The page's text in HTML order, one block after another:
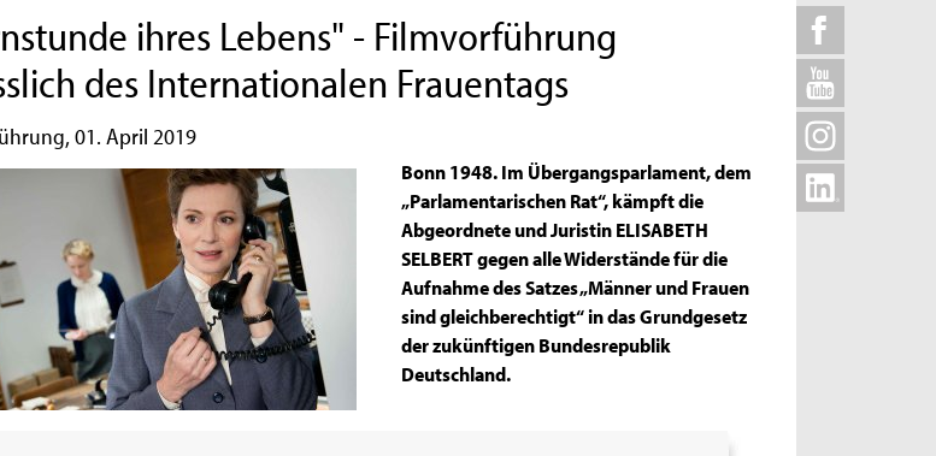
ihres Lebens" - Filmvorführung
des Internationalen Frauentags
01. April 2019
Bonn 1948. Im Übergangsparlament, dem
„Parlamentarischen Rat“, kämpft die
Abgeordnete und Juristin ELISABETH
SELBERT gegen alle Widerstände für die
Aufnahme des Satzes „Männer und Frauen
sind gleichberechtigt“ in das Grundgesetz
der zukünftigen Bundesrepublik
Deutschland.